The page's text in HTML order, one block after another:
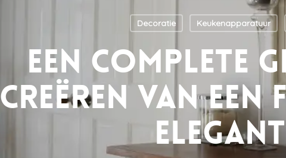
Decoratie Keukenapparatuur
Een complete
creëren van